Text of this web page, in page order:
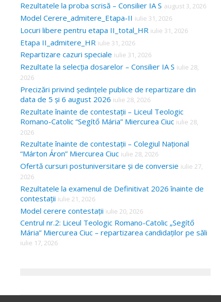
Rezultatele la proba scrisă – Consilier IA S august 3, 2026
Model Cerere_admitere_Etapa-II iulie 31, 2026
Locuri libere pentru etapa II_total_HR iulie 31, 2026
Etapa II_admitere_HR iulie 31, 2026
Repartizare cazuri speciale iulie 31, 2026
Rezultate la selecția dosarelor – Consilier IA S iulie 28,
2026
Precizări privind ședințele publice de repartizare din
data de 5 și 6 august 2026 iulie 28, 2026
Rezultate înainte de contestații – Liceul Teologic
Romano-Catolic “Segítő Mária” Miercurea Ciuc iulie 28,
2026
Rezultate înainte de contestații – Colegiul Național
“Márton Áron” Miercurea Ciuc iulie 28, 2026
Ofertă cursuri postuniversitare și de conversie iulie 27,
2026
Rezultatele la examenul de Definitivat 2026 înainte de
contestații iulie 21, 2026
Model cerere contestații iulie 20, 2026
Centrul nr.2: Liceul Teologic Romano-Catolic „Segítő
Mária” Miercurea Ciuc – repartizarea candidaților pe săli
iulie 17, 2026